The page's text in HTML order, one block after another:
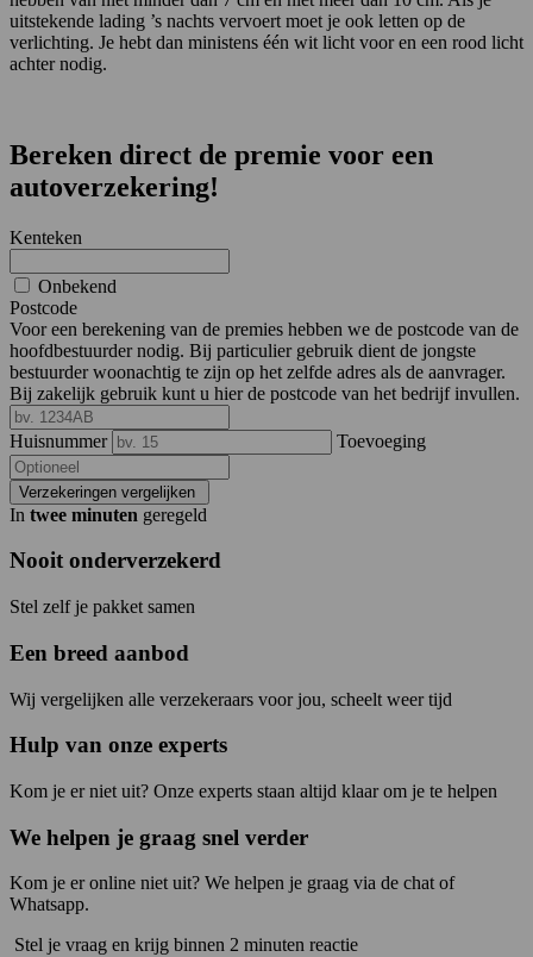
uitstekende lading ’s nachts vervoert moet je ook letten op de
verlichting. Je hebt dan ministens één wit licht voor en een rood licht
achter nodig.
Bereken direct de premie voor een
autoverzekering!
Kenteken
Onbekend
Postcode
Voor een berekening van de premies hebben we de postcode van de
hoofdbestuurder nodig. Bij particulier gebruik dient de jongste
bestuurder woonachtig te zijn op het zelfde adres als de aanvrager.
Bij zakelijk gebruik kunt u hier de postcode van het bedrijf invullen.
Huisnummer Toevoeging
Verzekeringen vergelijken
In twee minuten geregeld
Nooit onderverzekerd
Stel zelf je pakket samen
Een breed aanbod
Wij vergelijken alle verzekeraars voor jou, scheelt weer tijd
Hulp van onze experts
Kom je er niet uit? Onze experts staan altijd klaar om je te helpen
We helpen je graag snel verder
Kom je er online niet uit? We helpen je graag via de chat of
Whatsapp.
Stel je vraag en krijg binnen 2 minuten reactie